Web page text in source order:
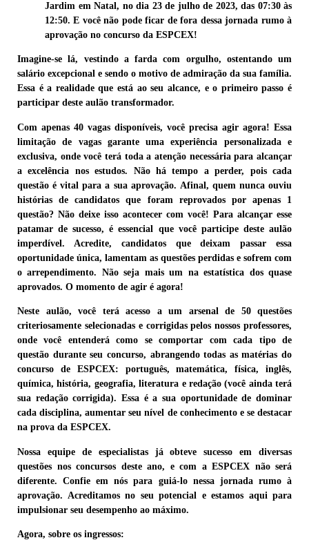
Jardim em Natal, no dia 23 de julho de 2023, das 07:30 às
12:50. E você não pode ficar de fora dessa jornada rumo à
aprovação no concurso da ESPCEX!
Imagine-se lá, vestindo a farda com orgulho, ostentando um
salário excepcional e sendo o motivo de admiração da sua família.
Essa é a realidade que está ao seu alcance, e o primeiro passo é
participar deste aulão transformador.
Com apenas 40 vagas disponíveis, você precisa agir agora! Essa
limitação de vagas garante uma experiência personalizada e
exclusiva, onde você terá toda a atenção necessária para alcançar
aexcelência nos estudos. Não há tempo a perder, pois cada
questão é vital para a sua aprovação. Afinal, quem nunca ouviu
histórias de candidatos que foram reprovados por apenas 1
questão? Não deixe isso acontecer com você! Para alcançar esse
patamar de sucesso, é essencial que você participe deste aulão
imperdível. Acredite, candidatos que deixam passar essa
oportunidade única, lamentam as questões perdidas e sofrem com
o arrependimento. Não seja mais um na estatística dos quase
aprovados. O momento de agir é agora!
Neste aulão, você terá acesso a um arsenal de 50 questões
criteriosamente selecionadas e corrigidas pelos nossos professores,
onde você entenderá como se comportar com cada tipo de
questão durante seu concurso, abrangendo todas as matérias do
concurso de ESPCEX: português, matemática, física, inglês,
química, história, geografia, literatura e redação (você ainda terá
sua redação corrigida). Essa é a sua oportunidade de dominar
cada disciplina, aumentar seu nível de conhecimento e se destacar
na prova da ESPCEX.
Nossa equipe de especialistas já obteve sucesso em diversas
questões nos concursos deste ano, e com a ESPCEX não será
diferente. Confie em nós para guiá-lo nessa jornada rumo à
aprovação. Acreditamos no seu potencial e estamos aqui para
impulsionar seu desempenho ao máximo.
Agora, sobre os ingressos: